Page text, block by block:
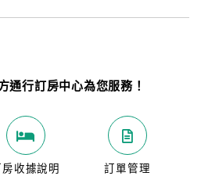
通行訂房中心為您服務！
房收據說明 訂單管理